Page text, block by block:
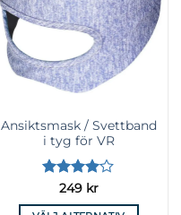
Ansiktsmask / Svettband
i tyg för VR
Betygsatt
4av 5
249 kr